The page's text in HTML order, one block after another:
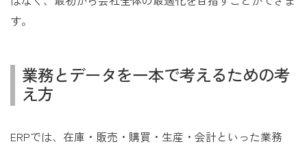
す。
業務とデータを一本で考えるための考
え方
ERPでは、在庫・販売・購買・生産・会計といった業務